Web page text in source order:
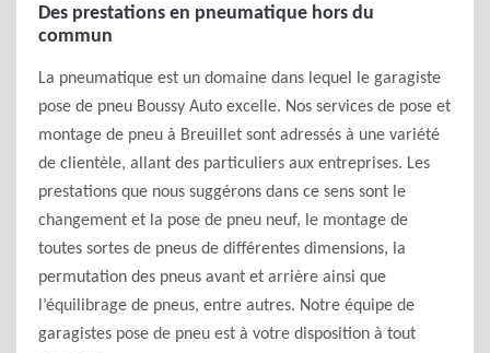
Des prestations en pneumatique hors du
commun
La pneumatique est un domaine dans lequel le garagiste
pose de pneu Boussy Auto excelle. Nos services de pose et
montage de pneu à Breuillet sont adressés à une variété
de clientèle, allant des particuliers aux entreprises. Les
prestations que nous suggérons dans ce sens sont le
changement et la pose de pneu neuf, le montage de
toutes sortes de pneus de différentes dimensions, la
permutation des pneus avant et arrière ainsi que
l’équilibrage de pneus, entre autres. Notre équipe de
garagistes pose de pneu est à votre disposition à tout